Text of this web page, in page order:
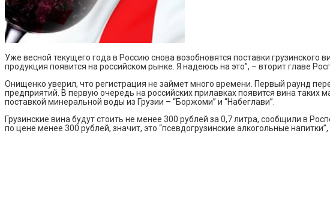
Уже весной текущего года в Россию снова возобновятся поставки
продукция появится на российском рынке. Я надеюсь на это”, – вторит главе
Онищенко уверил, что регистрация не займет много времени. Первый раунд
предприятий. В первую очередь на российских прилавках появится вина таких
поставкой минеральной воды из Грузии – “Боржоми” и “Набеглави”.
Грузинские вина будут стоить не менее 300 рублей за 0,7 литра, сообщили в
по цене менее 300 рублей, значит, это “псевдогрузинские алкогольные